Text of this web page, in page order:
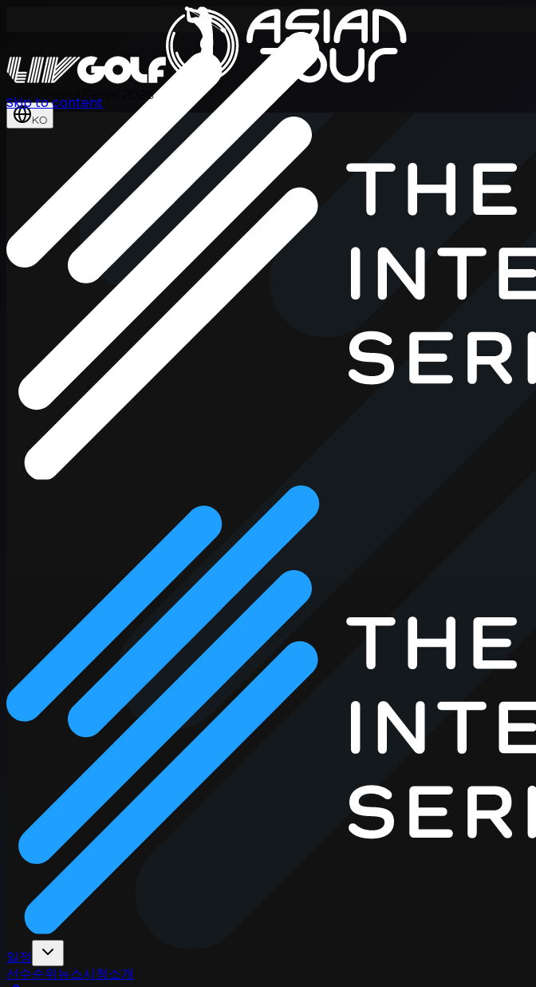
International Series 2026
KO
일정
선수순위뉴스시청소개
Skip to content